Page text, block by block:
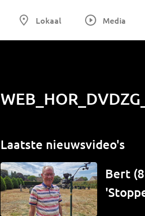
Lokaal Media
Laatste nieuwsvideo's
Bert